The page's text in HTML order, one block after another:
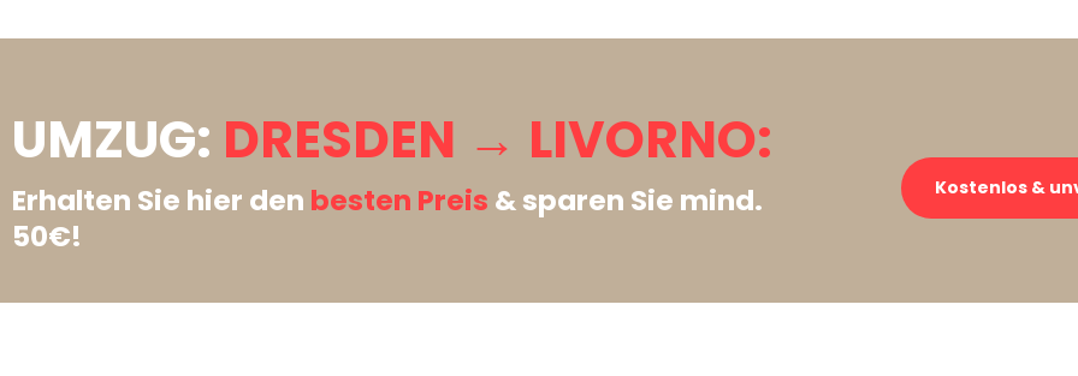
UMZUG: DRESDEN → LIVORNO:
Erhalten Sie hier den besten Preis & sparen Sie mind.
50€!
Kostenlos &